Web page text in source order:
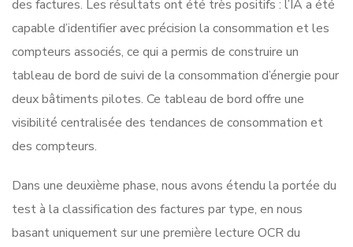
des factures. Les résultats ont été très positifs : l’IA a été
capable d’identifier avec précision la consommation et les
compteurs associés, ce qui a permis de construire un
tableau de bord de suivi de la consommation d’énergie pour
deux bâtiments pilotes. Ce tableau de bord offre une
visibilité centralisée des tendances de consommation et
des compteurs.
Dans une deuxième phase, nous avons étendu la portée du
test à la classification des factures par type, en nous
basant uniquement sur une première lecture OCR du